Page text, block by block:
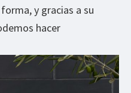
y gracias a su
hacer